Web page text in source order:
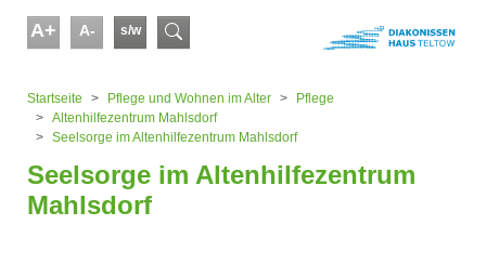
A+ A- s/w Suchformular
Startseite
Pflege und Wohnen im Alter
Pflege
Altenhilfezentrum Mahlsdorf
Seelsorge im Altenhilfezentrum Mahlsdorf
Seelsorge im Altenhilfezentrum
Mahlsdorf